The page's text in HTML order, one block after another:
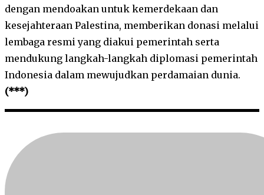
dengan mendoakan untuk kemerdekaan dan
kesejahteraan Palestina, memberikan donasi melalui
lembaga resmi yang diakui pemerintah serta
mendukung langkah-langkah diplomasi pemerintah
Indonesia dalam mewujudkan perdamaian dunia.
(***)